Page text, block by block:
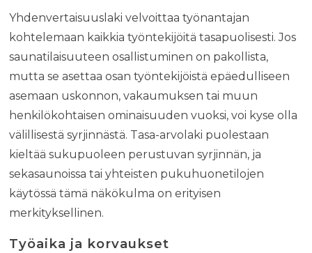
Yhdenvertaisuuslaki velvoittaa työnantajan
kohtelemaan kaikkia työntekijöitä tasapuolisesti. Jos
saunatilaisuuteen osallistuminen on pakollista,
mutta se asettaa osan työntekijöistä epäedulliseen
asemaan uskonnon, vakaumuksen tai muun
henkilökohtaisen ominaisuuden vuoksi, voi kyse olla
välillisestä syrjinnästä. Tasa-arvolaki puolestaan
kieltää sukupuoleen perustuvan syrjinnän, ja
sekasaunoissa tai yhteisten pukuhuonetilojen
käytössä tämä näkökulma on erityisen
merkityksellinen.
Työaika ja korvaukset